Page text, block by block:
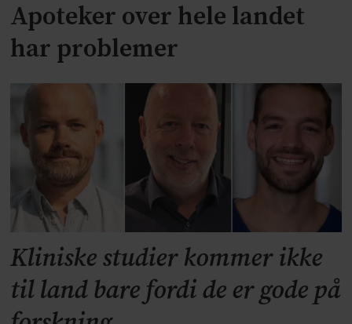
Apoteker over hele landet
har problemer
Kliniske studier kommer ikke
til land bare fordi de er gode på